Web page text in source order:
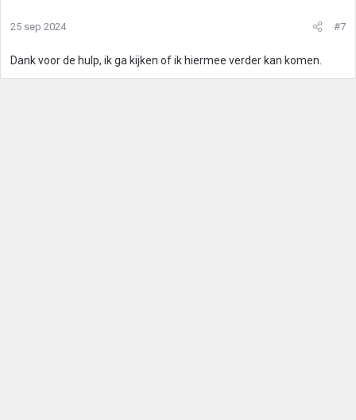
25 sep 2024 #7
Dank voor de hulp, ik ga kijken of ik hiermee verder kan komen.